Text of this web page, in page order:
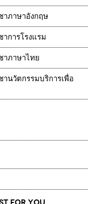
ภาษาอังกฤษ
การโรงแรม
ภาษาไทย
นวัตกรรมบริการเพื่อ